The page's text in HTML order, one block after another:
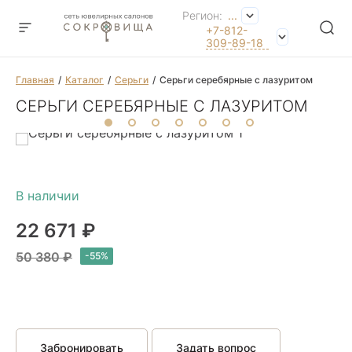
Регион: ...
+7-812-
309-89-18
Главная Каталог Серьги Серьги серебярные с лазуритом
СЕРЬГИ СЕРЕБЯРНЫЕ С ЛАЗУРИТОМ
22 671 ₽
50 380 ₽
Забронировать Задать вопрос